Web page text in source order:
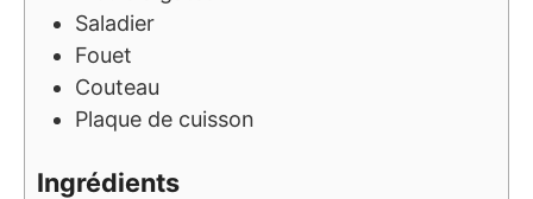
Saladier
Fouet
Couteau
Plaque de cuisson
Ingrédients